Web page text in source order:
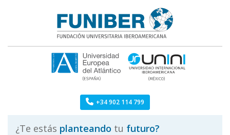
Licenciaturas Funiber
FUNIBER: licenciaturas
+34 902 114 799
¿Te estás planteando tu futuro?